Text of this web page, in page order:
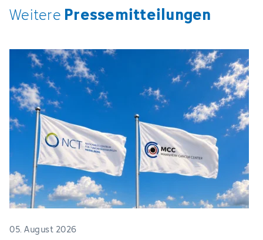
Weitere Pressemitteilungen
05. August 2026